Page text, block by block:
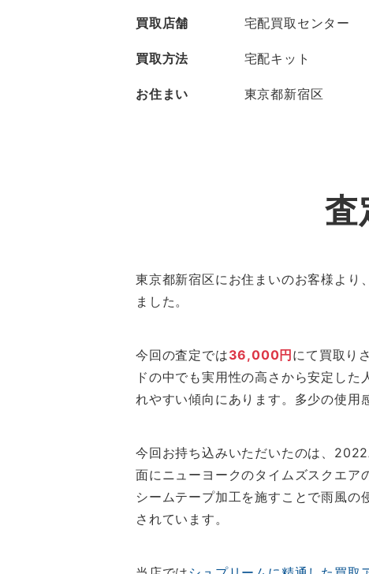
買取店舗 宅配買取センター
買取方法 宅配キット
お住まい 東京都新宿区
査
東京都新宿区にお住まいのお客様よ
ました。
今回の査定では36,000円 にて買取り
ドの中でも実用性の高さから安定し
れやすい傾向にあります。多少の使用
今回お持ち込みいただいたのは、
面にニューヨークのタイムズスクエア
シームテープ加工を施すことで雨風
されています。